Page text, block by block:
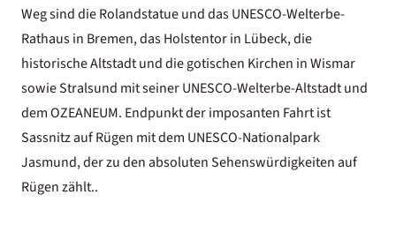
Weg sind die Rolandstatue und das UNESCO-Welterbe-
Rathaus in Bremen, das Holstentor in Lübeck, die
historische Altstadt und die gotischen Kirchen in Wismar
sowie Stralsund mit seiner UNESCO-Welterbe-Altstadt und
dem OZEANEUM. Endpunkt der imposanten Fahrt ist
Sassnitz auf Rügen mit dem UNESCO-Nationalpark
Jasmund, der zu den absolutenSehenswürdigkeiten auf
Rügenzählt..